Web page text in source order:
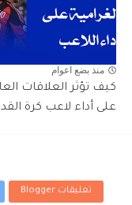
منذ بضع اعوام
كيف تؤثر العلاقات
على أداء لاعب كرة
تعليقات Blogger